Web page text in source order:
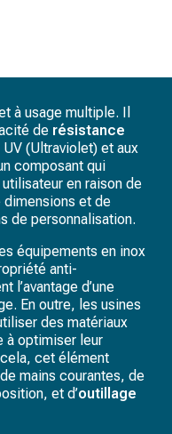
à usage multiple. Il
de résistance
(Ultraviolet) et aux
composant qui
en raison de
dimensions et de
de personnalisation.
équipements en inox
anti-
l’avantage d’une
En outre, les usines
des matériaux
à optimiser leur
cet élément
mains courantes, de
et d’outillage